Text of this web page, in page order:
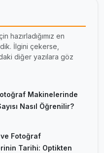
hazırladığımız en
İlgini çekerse,
diğer yazılara göz
Makinelerinde
Nasıl Öğrenilir?
Fotoğraf
Tarihi: Optikten